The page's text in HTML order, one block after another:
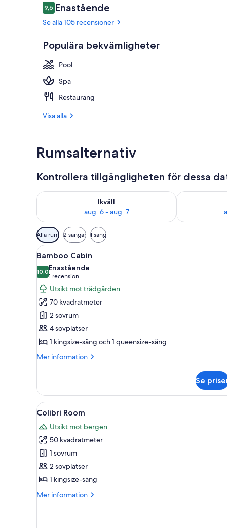
Recensioner
9,69,6 av 10,
Enastående
Se alla 105 recensioner
Populära bekvämligheter
Pool
Spa
Restaurang
Visa alla
Rumsalternativ
Kontrollera tillgängligheten för dessa
Ikväll
aug. 6 - aug. 7
Kontrollera tillgängligheten för ikväll aug. 6 - aug. 7
Kontrollera
Tillgängliga
filter
för
rum
Alla rum 2 sängar 1 säng
Öppna
alla
foton
för
Bamboo
Cabin
Bamboo Cabin |
9
Bamboo Cabin
10,010,0 av 10
Enastående
1 recension
(1 recension)
Utsikt mot trädgården
70 kvadratmeter
2 sovrum
4 sovplatser
1 kingsize-säng och 1 queensize-säng
Mer information
Mer
Cabin
Se
Öppna
alla
foton
för
Colibri
Room
Ett rymligt rum med en stor
16
Colibri Room
Utsikt mot bergen
50 kvadratmeter
1 sovrum
2 sovplatser
1 kingsize-säng
Mer information
Mer